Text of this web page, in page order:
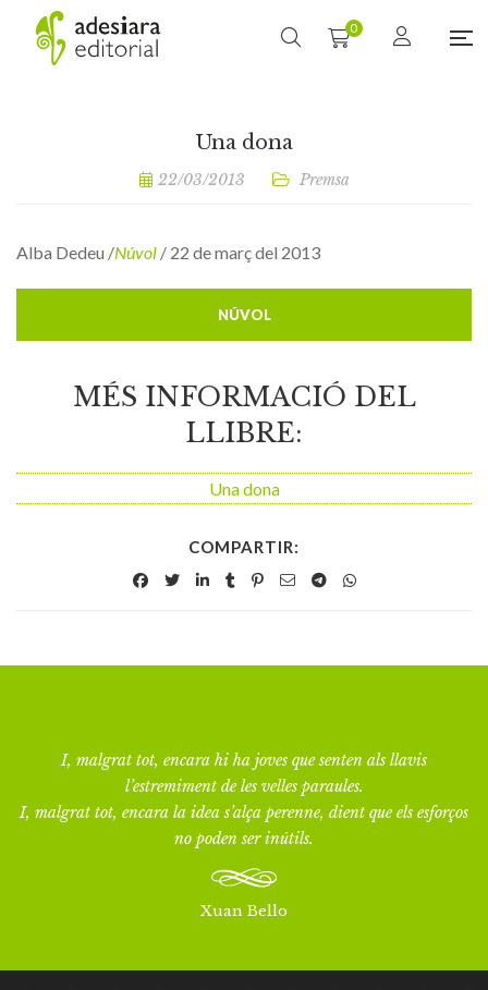
0
Una dona
22/03/2013 Premsa
Alba Dedeu /Núvol / 22 de març del 2013
NÚVOL
MÉS INFORMACIÓ DEL
LLIBRE:
Una dona
COMPARTIR:
I, malgrat tot, encara hi ha joves que senten als llavis
l’estremiment de les velles paraules.
I, malgrat tot, encara la idea s’alça perenne, dient que els esforços
no poden ser inútils.
Xuan Bello